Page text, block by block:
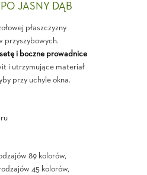
JASNY DĄB
płaszczyzny
przyszybowych.
i boczne prowadnice
i utrzymujące materiał
przy uchyle okna.
89 kolorów,
45 kolorów,